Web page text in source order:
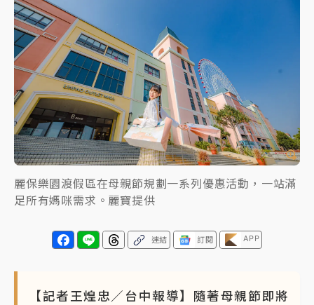
中信慈善基金會想增加董事人數！辜仲諒向法院聲請遭
駁 理由曝光
故宮《龍藏經》特展第2檔！今線上預約開賣一度塞車
周六起展出延長至晚上7時
台東農業處長涉圖利渡假村！東檢抗告成功 今重開羈
押庭
父親節泡湯了！中颱白海豚雨彈轟3天 「紅到發紫」降
雨熱區曝
麗保樂園渡假區在母親節規劃一系列優惠活動，一站滿
足所有媽咪需求。麗寶提供
連結 訂閱 APP
【記者王煌忠／台中報導】隨著母親節即將